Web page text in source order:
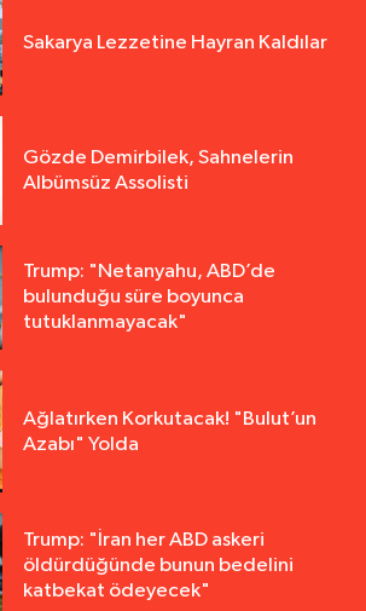
Sakarya Lezzetine Hayran Kaldılar
Gözde Demirbilek, Sahnelerin
Albümsüz Assolisti
Trump: "Netanyahu, ABD’de
bulunduğu süre boyunca
tutuklanmayacak"
Ağlatırken Korkutacak! "Bulut’un
Azabı" Yolda
Trump: "İran her ABD askeri
öldürdüğünde bunun bedelini
katbekat ödeyecek"